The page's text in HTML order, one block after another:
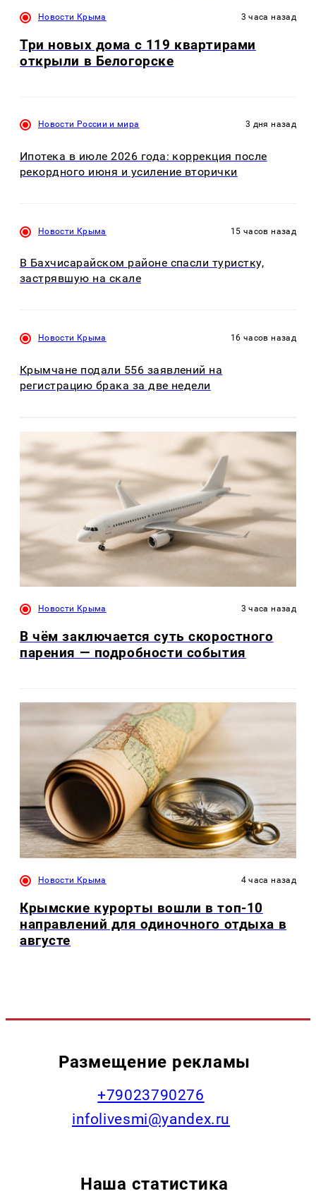
Новости Крыма 3 часа назад
Три новых дома с 119 квартирами
открыли в Белогорске
Новости России и мира 3 дня назад
Ипотека в июле 2026 года: коррекция после
рекордного июня и усиление вторички
Новости Крыма 15 часов назад
В Бахчисарайском районе спасли туристку,
застрявшую на скале
Новости Крыма 16 часов назад
Крымчане подали 556 заявлений на
регистрацию брака за две недели
Новости Крыма 3 часа назад
В чём заключается суть скоростного
парения — подробности события
Новости Крыма 4 часа назад
Крымские курорты вошли в топ-10
направлений для одиночного отдыха в
августе
Размещение рекламы
+79023790276
infolivesmi@yandex.ru
Наша статистика